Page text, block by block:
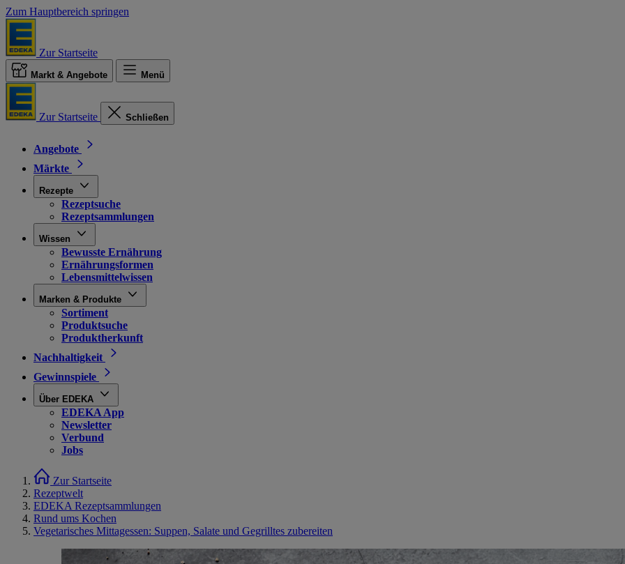
Zum Hauptbereich springen
Zur Startseite
Markt & Angebote Menü
Zur Startseite Schließen
Angebote
Märkte
Rezepte
Rezeptsuche
Rezeptsammlungen
Wissen
Bewusste Ernährung
Ernährungsformen
Lebensmittelwissen
Marken & Produkte
Sortiment
Produktsuche
Produktherkunft
Nachhaltigkeit
Gewinnspiele
Über EDEKA
EDEKA App
Newsletter
Verbund
Jobs
Zur Startseite
Rezeptwelt
EDEKA Rezeptsammlungen
Rund ums Kochen
Vegetarisches Mittagessen: Suppen, Salate und Gegrilltes zubereiten